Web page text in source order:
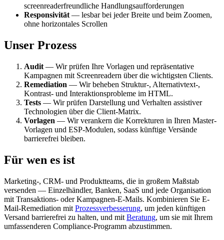
screenreaderfreundliche Handlungsaufforderungen
Responsivität — lesbar bei jeder Breite und beim Zoomen,
ohne horizontales Scrollen
Unser Prozess
Audit — Wir prüfen Ihre Vorlagen und repräsentative
Kampagnen mit Screenreadern über die wichtigsten Clients.
Remediation — Wir beheben Struktur-, Alternativtext-,
Kontrast- und Interaktionsprobleme im HTML.
Tests — Wir prüfen Darstellung und Verhalten assistiver
Technologien über die Client-Matrix.
Vorlagen — Wir verankern die Korrekturen in Ihren Master-
Vorlagen und ESP-Modulen, sodass künftige Versände
barrierefrei bleiben.
Für wen es ist
Marketing-, CRM- und Produktteams, die in großem Maßstab
versenden — Einzelhändler, Banken, SaaS und jede Organisation
mit Transaktions- oder Kampagnen-E-Mails. Kombinieren Sie E-
Mail-Remediation mit Prozessverbesserung, um jeden künftigen
Versand barrierefrei zu halten, und mit Beratung, um sie mit Ihrem
umfassenderen Compliance-Programm abzustimmen.